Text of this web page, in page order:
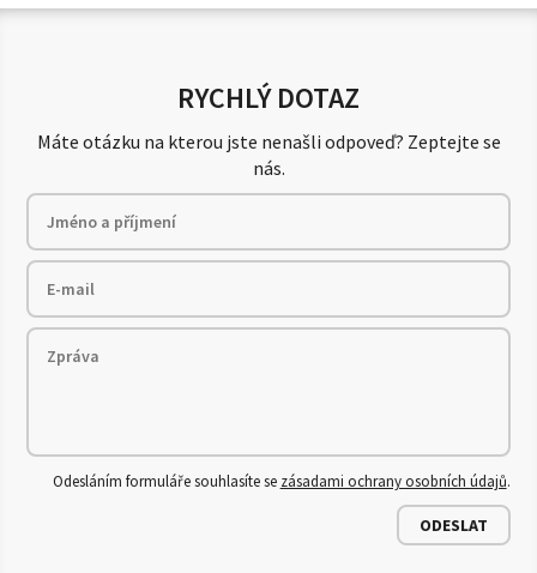
RYCHLÝ DOTAZ
Máte otázku na kterou jste nenašli odpoveď? Zeptejte se
nás.
Odesláním formuláře souhlasíte se zásadami ochrany osobních údajů.
ODESLAT